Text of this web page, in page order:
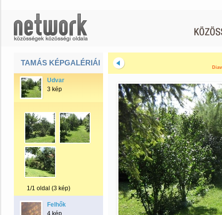
TAMÁS KÉPGALÉRIÁI
Udvar
3 kép
1/1 oldal (3 kép)
Felhők
4 kép